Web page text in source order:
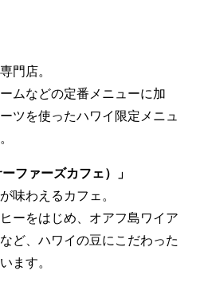
門店。
ムなどの定番メニューに加
ツを使ったハワイ限定メニュ
ファーズカフェ）」
味わえるカフェ。
ーをはじめ、オアフ島ワイア
ど、ハワイの豆にこだわった
ます。